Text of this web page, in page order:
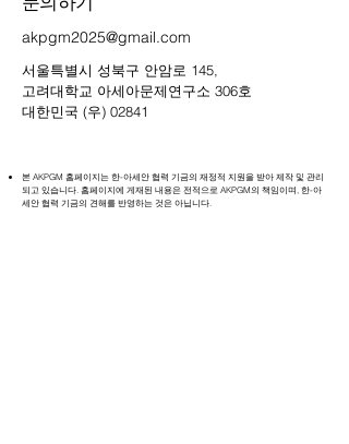
akpgm2025@gmail.com
서울특별시 성북구 안암로 145,
고려대학교 아세아문제연구소 306호
대한민국 (우) 02841
본 AKPGM 홈페이지는 한-아세안 협력 기금의 재정적 지원을 받아 제작 및 관리
되고 있습니다. 홈페이지에 게재된 내용은 전적으로 AKPGM의 책임이며, 한-아
세안 협력 기금의 견해를 반영하는 것은 아닙니다.